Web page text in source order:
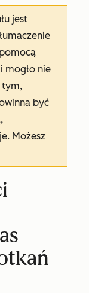
jest
mogło nie
tym,
być
Możesz